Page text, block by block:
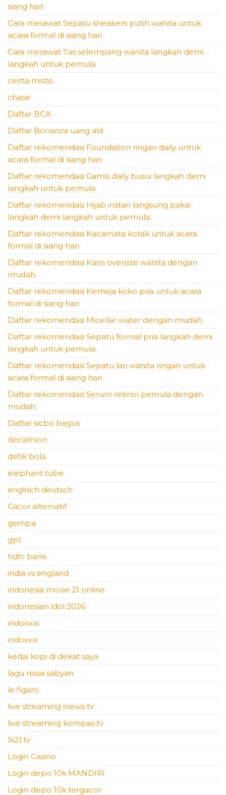
siang hari
Cara merawat Sepatu sneakers putih wanita untuk
acara formal di siang hari
Cara merawat Tas selempang wanita langkah demi
langkah untuk pemula.
cerita mistis
chase
Daftar BCA
Daftar Bonanza uang asli
Daftar rekomendasi Foundation ringan daily untuk
acara formal di siang hari
Daftar rekomendasi Gamis daily busui langkah demi
langkah untuk pemula.
Daftar rekomendasi Hijab instan langsung pakai
langkah demi langkah untuk pemula.
Daftar rekomendasi Kacamata kotak untuk acara
formal di siang hari
Daftar rekomendasi Kaos oversize wanita dengan
mudah.
Daftar rekomendasi Kemeja koko pria untuk acara
formal di siang hari
Daftar rekomendasi Micellar water dengan mudah.
Daftar rekomendasi Sepatu formal pria langkah demi
langkah untuk pemula.
Daftar rekomendasi Sepatu lari wanita ringan untuk
acara formal di siang hari
Daftar rekomendasi Serum retinol pemula dengan
mudah.
Daftar sicbo bagus
décathlon
detik bola
elephant tube
englisch deutsch
Gacor alternatif
gempa
gpt
hdfc bank
india vs england
indonesia movie 21 online
indonesian idol 2026
indooxxi
indoxxxi
kedai kopi di dekat saya
lagu nissa sabyan
le figaro
live streaming inews tv
live streaming kompas tv
lk21.tv
Login Casino
Login depo 10k MANDIRI
Login depo 10k tergacor